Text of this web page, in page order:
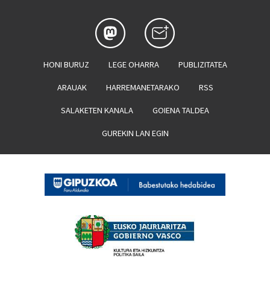
HONI BURUZ LEGE OHARRA PUBLIZITATEA
ARAUAK HARREMANETARAKO RSS
SALAKETEN KANALA GOIENA TALDEA
GUREKIN LAN EGIN